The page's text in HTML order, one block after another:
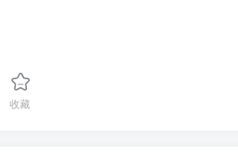
收藏